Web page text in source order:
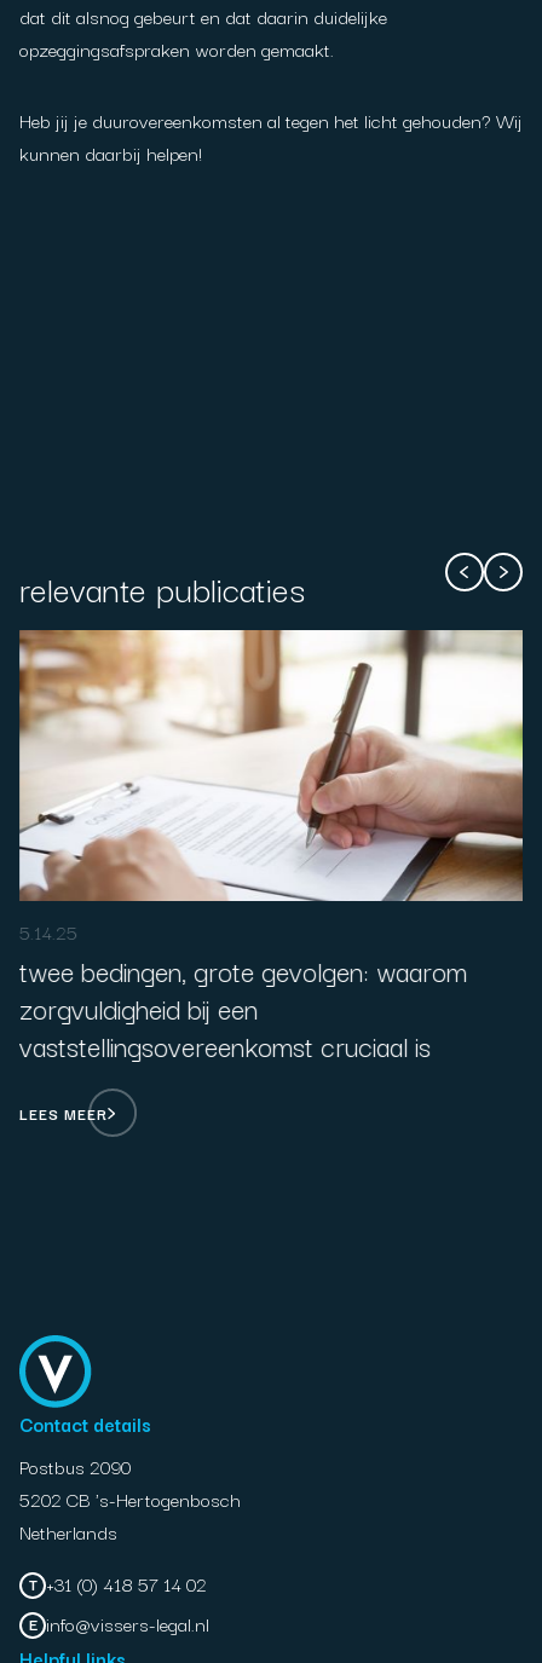
dat dit alsnog gebeurt en dat daarin duidelijke
opzeggingsafspraken worden gemaakt.
Heb jij je duurovereenkomsten al tegen het licht gehouden? Wij
kunnen daarbij helpen!
relevante publicaties
5.14.25
twee bedingen, grote gevolgen: waarom
zorgvuldigheid bij een
vaststellingsovereenkomst cruciaal is
LEES MEER
Contact details
Postbus 2090
5202 CB 's-Hertogenbosch
Netherlands
T +31 (0) 418 57 14 02
E info@vissers-legal.nl